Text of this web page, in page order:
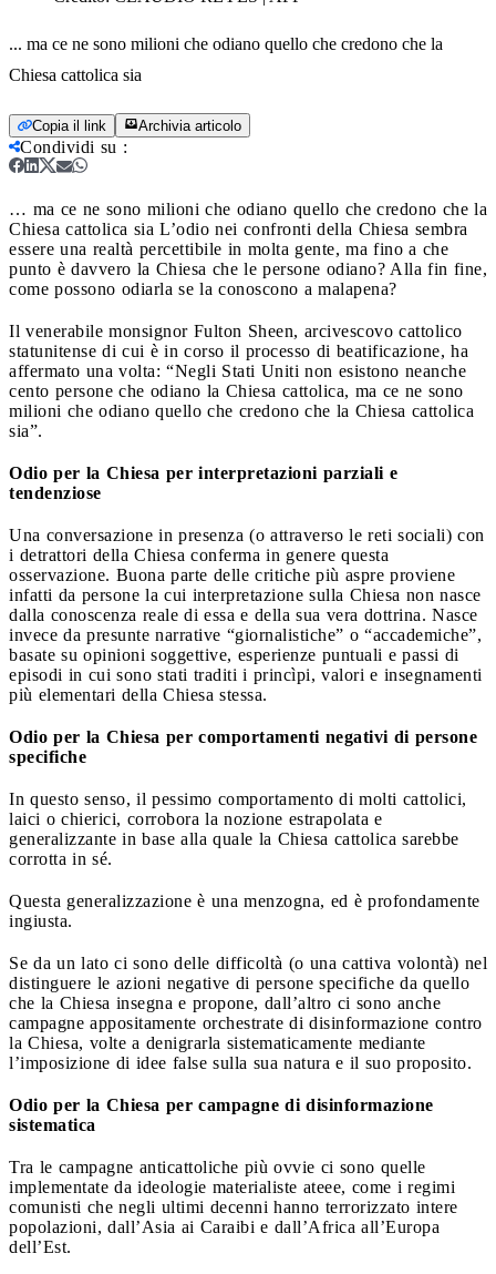
... ma ce ne sono milioni che odiano quello che credono che la
Chiesa cattolica sia
Copia il link Archivia articolo
Condividi su :
… ma ce ne sono milioni che odiano quello che credono che la
Chiesa cattolica sia L’odio nei confronti della Chiesa sembra
essere una realtà percettibile in molta gente, ma fino a che
punto è davvero la Chiesa che le persone odiano? Alla fin fine,
come possono odiarla se la conoscono a malapena?
Il venerabile monsignor Fulton Sheen, arcivescovo cattolico
statunitense di cui è in corso il processo di beatificazione, ha
affermato una volta: “Negli Stati Uniti non esistono neanche
cento persone che odiano la Chiesa cattolica, ma ce ne sono
milioni che odiano quello che credono che la Chiesa cattolica
sia”.
Odio per la Chiesa per interpretazioni parziali e
tendenziose
Una conversazione in presenza (o attraverso le reti sociali) con
i detrattori della Chiesa conferma in genere questa
osservazione. Buona parte delle critiche più aspre proviene
infatti da persone la cui interpretazione sulla Chiesa non nasce
dalla conoscenza reale di essa e della sua vera dottrina. Nasce
invece da presunte narrative “giornalistiche” o “accademiche”,
basate su opinioni soggettive, esperienze puntuali e passi di
episodi in cui sono stati traditi i princìpi, valori e insegnamenti
più elementari della Chiesa stessa.
Odio per la Chiesa per comportamenti negativi di persone
specifiche
In questo senso, il pessimo comportamento di molti cattolici,
laici o chierici, corrobora la nozione estrapolata e
generalizzante in base alla quale la Chiesa cattolica sarebbe
corrotta in sé.
Questa generalizzazione è una menzogna, ed è profondamente
ingiusta.
Se da un lato ci sono delle difficoltà (o una cattiva volontà) nel
distinguere le azioni negative di persone specifiche da quello
che la Chiesa insegna e propone, dall’altro ci sono anche
campagne appositamente orchestrate di disinformazione contro
la Chiesa, volte a denigrarla sistematicamente mediante
l’imposizione di idee false sulla sua natura e il suo proposito.
Odio per la Chiesa per campagne di disinformazione
sistematica
Tra le campagne anticattoliche più ovvie ci sono quelle
implementate da ideologie materialiste ateee, come i regimi
comunisti che negli ultimi decenni hanno terrorizzato intere
popolazioni, dall’Asia ai Caraibi e dall’Africa all’Europa
dell’Est.